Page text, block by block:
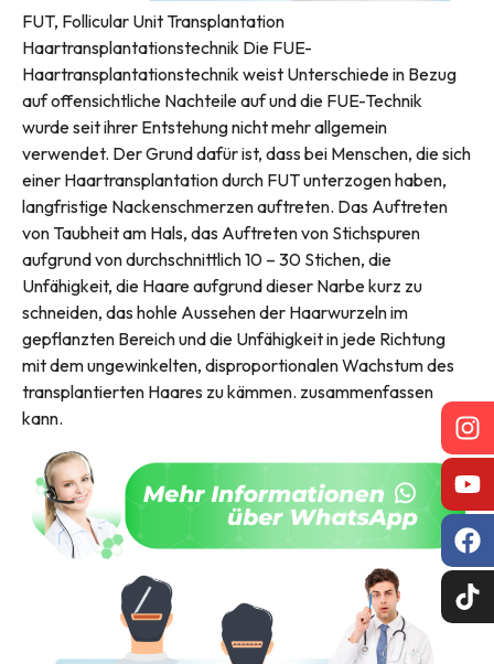
FUT, Follicular Unit Transplantation
Haartransplantationstechnik Die FUE-
Haartransplantationstechnik weist Unterschiede in Bezug
auf offensichtliche Nachteile auf und die FUE-Technik
wurde seit ihrer Entstehung nicht mehr allgemein
verwendet. Der Grund dafür ist, dass bei Menschen, die sich
einer Haartransplantation durch FUT unterzogen haben,
langfristige Nackenschmerzen auftreten. Das Auftreten
von Taubheit am Hals, das Auftreten von Stichspuren
aufgrund von durchschnittlich 10 – 30 Stichen, die
Unfähigkeit, die Haare aufgrund dieser Narbe kurz zu
schneiden, das hohle Aussehen der Haarwurzeln im
gepflanzten Bereich und die Unfähigkeit in jede Richtung
mit dem ungewinkelten, disproportionalen Wachstum des
transplantierten Haares zu kämmen. zusammenfassen
kann.